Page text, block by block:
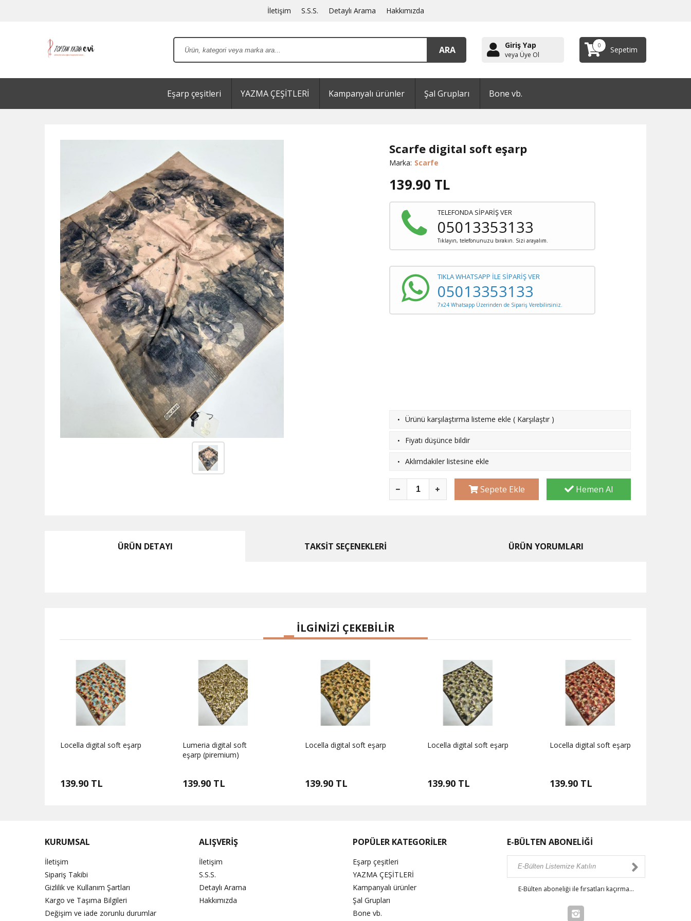
İletişim S.S.S. Detaylı Arama Hakkımızda
Giriş Yap
veya Üye Ol
0 Sepetim
Eşarp çeşitleri YAZMA ÇEŞİTLERİ Kampanyalı ürünler Şal Grupları Bone vb.
Scarfe digital soft eşarp
Marka: Scarfe
139.90 TL
TELEFONDA SİPARİŞ VER
05013353133
Tıklayın, telefonunuzu bırakın. Sizi arayalım.
TIKLA WHATSAPP İLE SİPARİŞ VER
05013353133
7x24 Whatsapp Üzerinden de Sipariş Verebilirsiniz.
· Ürünü karşılaştırma listeme ekle ( Karşılaştır )
· Fiyatı düşünce bildir
· Aklımdakiler listesine ekle
Sepete Ekle Hemen Al
ÜRÜN DETAYI TAKSİT SEÇENEKLERİ ÜRÜN YORUMLARI
İLGİNİZİ ÇEKEBİLİR
Locella digital soft eşarp
139.90 TL
Lumeria digital soft
eşarp (piremium)
139.90 TL
Locella digital soft eşarp
139.90 TL
Locella digital soft eşarp
139.90 TL
Locella digital soft eşarp
139.90 TL
KURUMSAL
İletişim
Sipariş Takibi
Gizlilik ve Kullanım Şartları
Kargo ve Taşıma Bilgileri
Değişim ve iade zorunlu durumlar
ALIŞVERİŞ
İletişim
S.S.S.
Detaylı Arama
Hakkımızda
POPÜLER KATEGORİLER
Eşarp çeşitleri
YAZMA ÇEŞİTLERİ
Kampanyalı ürünler
Şal Grupları
Bone vb.
E-BÜLTEN ABONELİĞİ
E-Bülten aboneliği ile fırsatları kaçırma...